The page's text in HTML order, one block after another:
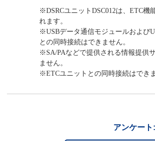
※DSRCユニットDSC012は、ETC機
れます。
※USBデータ通信モジュールおよび
との同時接続はできません。
※SA/PAなどで提供される情報提供
ません。
※ETCユニットとの同時接続はでき
アンケー